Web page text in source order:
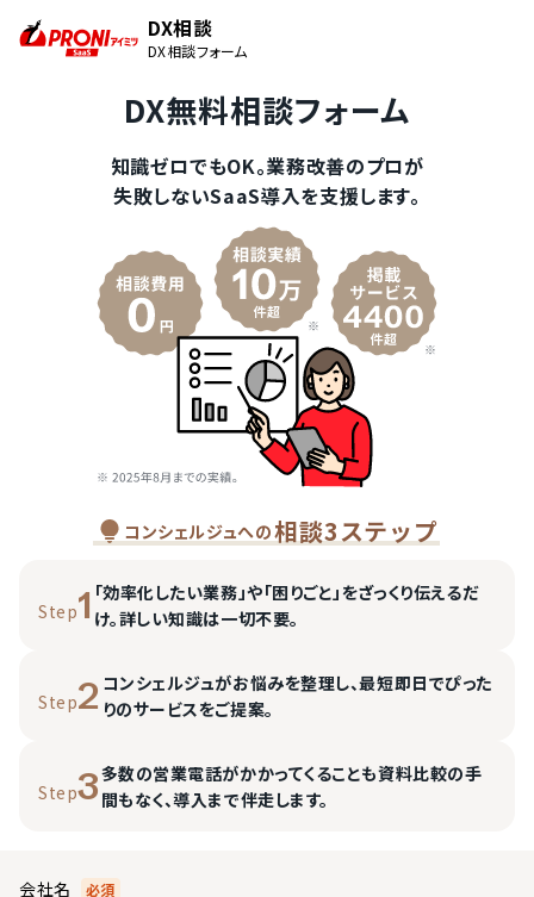
DX相談
DX相談フォーム
DX無料相談フォーム
知識ゼロでもOK。業務改善のプロが
失敗しないSaaS導入を支援します。
コンシェルジュへの相談3ステップ
Step1 「効率化したい業務」や「困りごと」をざっくり伝えるだ
け。詳しい知識は一切不要。
Step2 コンシェルジュがお悩みを整理し、最短即日でぴった
りのサービスをご提案。
Step3多数の営業電話がかかってくることも資料比較の手
間もなく、導入まで伴走します。
会社名 必須